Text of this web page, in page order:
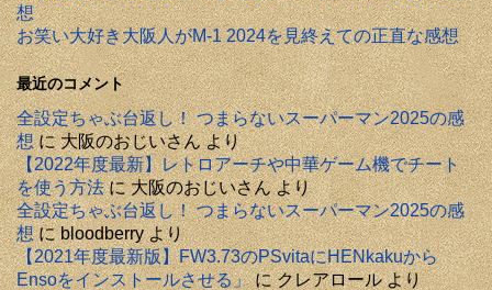
想
お笑い大好き大阪人がM-1 2024を見終えての正直な感想
最近のコメント
全設定ちゃぶ台返し！ つまらないスーパーマン2025の感
想に大阪のおじいさんより
【2022年度最新】レトロアーチや中華ゲーム機でチート
を使う方法に大阪のおじいさんより
全設定ちゃぶ台返し！ つまらないスーパーマン2025の感
想にbloodberryより
【2021年度最新版】FW3.73のPSvitaにHENkakuから
Ensoをインストールさせる」にクレアロールより